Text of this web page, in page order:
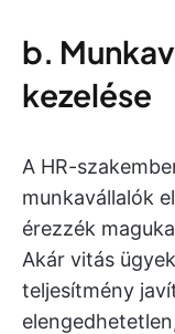
b.
kezelése
A HR-
munkavállalók
érezzék
Akár vitás
teljesítmény